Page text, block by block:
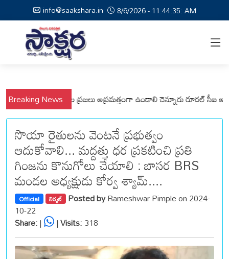
info@saakshara.in 8/6/2026 - 11:44:36: AM
Breaking News
మండలాల ప్రజలు అప్రమత్తంగా ఉండాలి చెన్నూరు రూరల్ సీఐ ఆర్. కృష్ణ
సొయా రైతులను వెంటనే ప్రభుత్వం
ఆదుకోవాలి... మద్దత్తు ధర ప్రకటించి ప్రతి
గింజను కొనుగోలు చేయాలి : బాసర BRS
మండల అధ్యక్షుడు కోర్వ శ్యామ్....
Official నిర్మల్ Posted byRameshwar Pimple on 2024-
10-22
Share:| |Visits:318